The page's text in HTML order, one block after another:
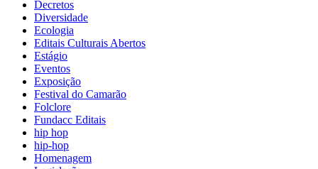
Decretos
Diversidade
Ecologia
Editais Culturais Abertos
Estágio
Eventos
Exposição
Festival do Camarão
Folclore
Fundacc Editais
hip hop
hip-hop
Homenagem